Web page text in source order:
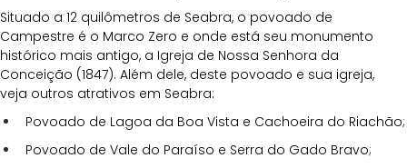
Situado a 12 quilômetros de Seabra, o povoado de
Campestre é o Marco Zero e onde está seu monumento
histórico mais antigo, a Igreja de Nossa Senhora da
Conceição (1847). Além dele, deste povoado e sua igreja,
veja outros atrativos em Seabra:
Povoado de Lagoa da Boa Vista e Cachoeira do Riachão;
Povoado de Vale do Paraíso e Serra do Gado Bravo;